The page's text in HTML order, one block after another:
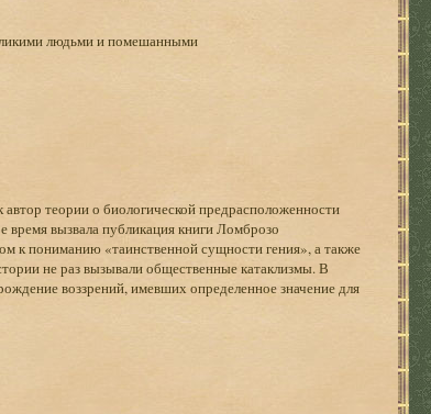
людьми и помешанными
теории о биологической предрасположенности
вызвала публикация книги Ломброзо
к пониманию «таинственной сущности гения», а также
не раз вызывали общественные катаклизмы. В
воззрений, имевших определенное значение для